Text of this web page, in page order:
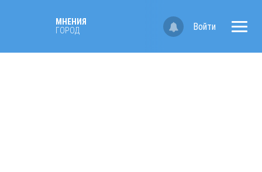
МНЕНИЯ
ГОРОД
Войти